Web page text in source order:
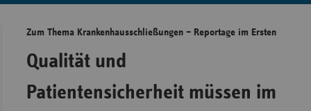
Zum Thema Krankenhausschließungen – Reportage im Ersten
Qualität und
Patientensicherheit müssen im